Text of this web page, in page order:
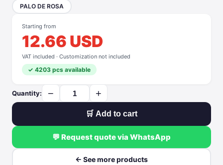
PALO DE ROSA
Starting from
12.66 USD
VAT included · Customization not included
✓ 4203 pcs available
Quantity: − +
🛒 Add to cart
💬 Request quote via WhatsApp
← See more products